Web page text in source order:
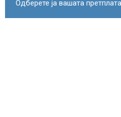
Одберете ја вашата